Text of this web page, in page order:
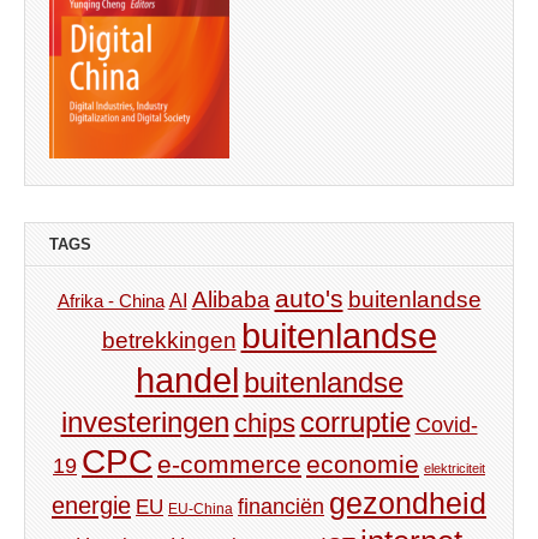
TAGS
Afrika - China AI Alibaba auto's buitenlandse
betrekkingen buitenlandse
handel buitenlandse
investeringen chips corruptie Covid-
19 CPC e-commerce economie elektriciteit
energie EU EU-China financiën gezondheid